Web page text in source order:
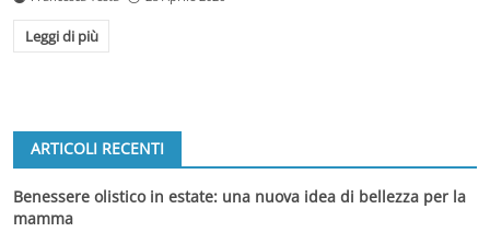
Leggi di più
ARTICOLI RECENTI
Benessere olistico in estate: una nuova idea di bellezza per la
mamma